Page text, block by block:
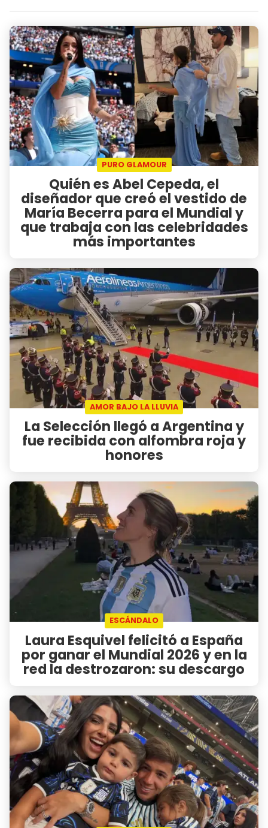
PURO GLAMOUR
Quién es Abel Cepeda, el
diseñador que creó el vestido de
María Becerra para el Mundial y
que trabaja con las celebridades
más importantes
AMOR BAJO LA LLUVIA
La Selección llegó a Argentina y
fue recibida con alfombra roja y
honores
ESCÁNDALO
Laura Esquivel felicitó a España
por ganar el Mundial 2026 y en la
red la destrozaron: su descargo